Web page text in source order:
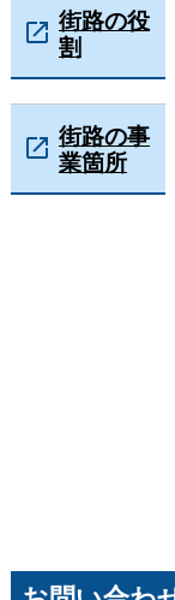
街路の役
割
街路の事
業箇所